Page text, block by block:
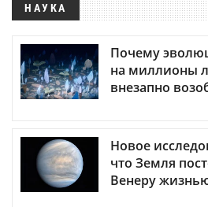
НАУКА
Почему
на миллионы
внезапно
Новое
что Земля
Венеру